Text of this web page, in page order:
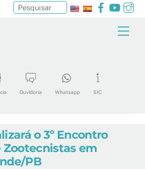
Facebook
Ouvidoria Whatsapp SIC
Pesquisar
o 3º Encontro
Zootecnistas em
PB